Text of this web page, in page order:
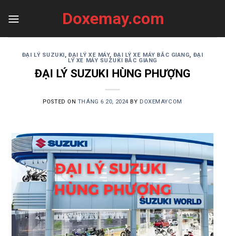
Doxemay.com
ĐẠI LÝ SUZUKI,ĐẠI LÝ XE MÁY, ĐẠI LÝ XE MÁY BẮC GIANG, ĐẠI
LÝ XE MÁY SUZUKI BẮC GIANG
ĐẠI LÝ SUZUKI HÙNG PHƯỢNG
POSTED ON THÁNG 6 20, 2024 BY DOXEMAYCOM